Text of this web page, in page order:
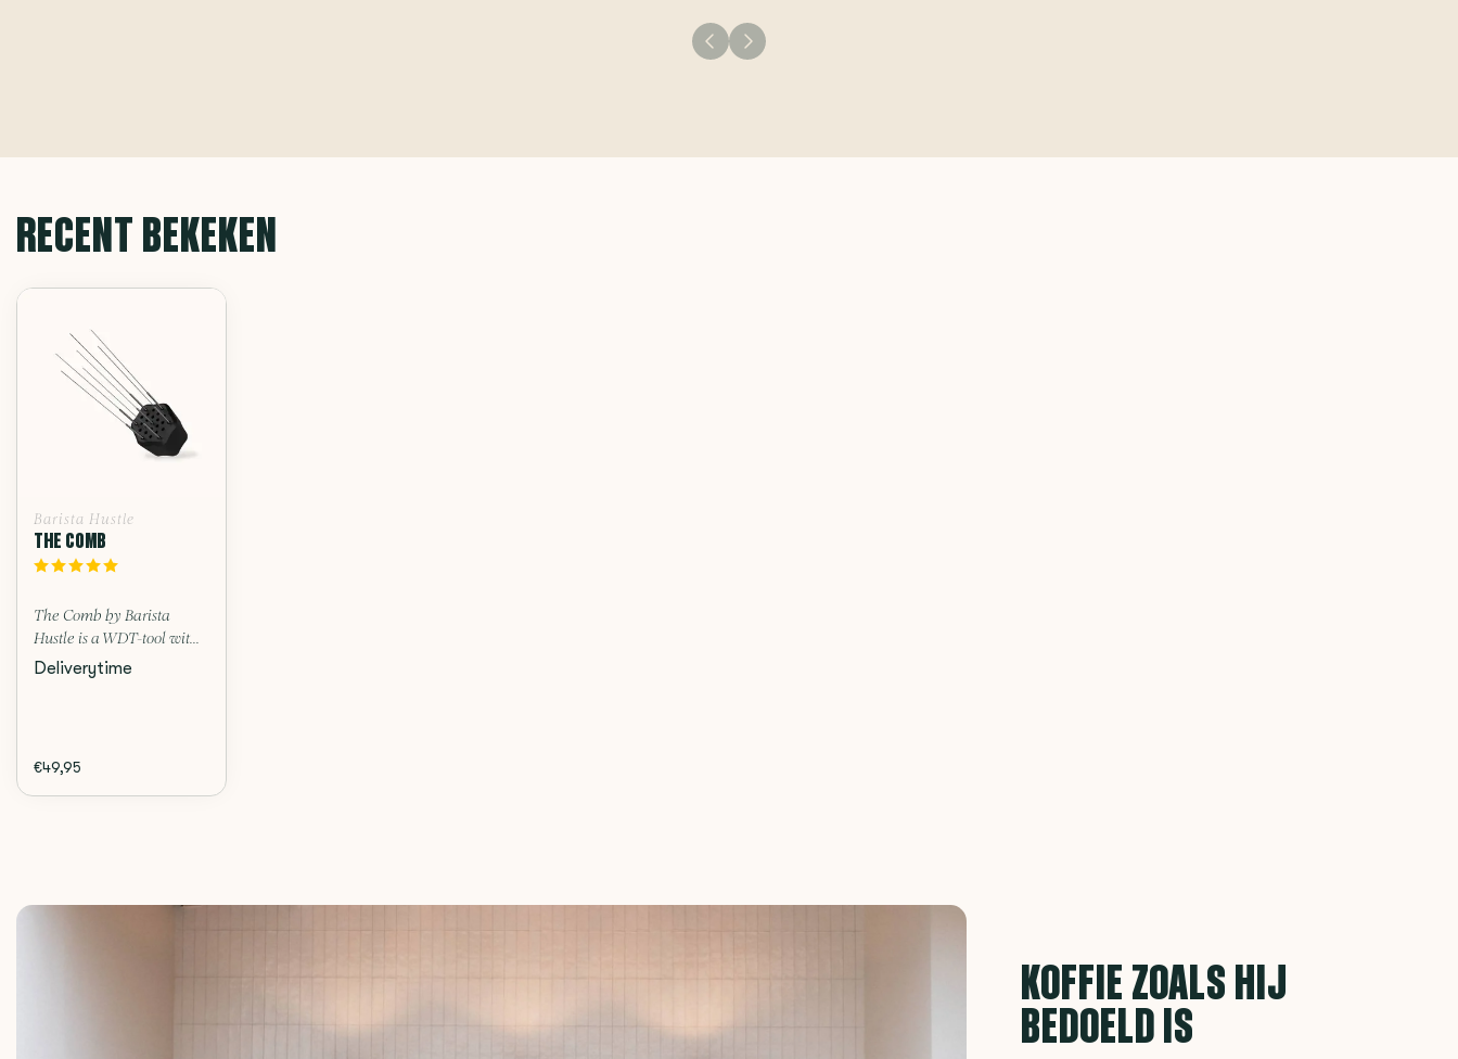
RECENT BEKEKEN
Barista Hustle
THE COMB
The Comb by Barista
Hustle is a WDT-tool wit...
Deliverytime
€49,95
KOFFIE ZOALS HIJ
BEDOELD IS